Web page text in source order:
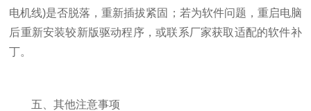
电机线)是否脱落，重新插拔紧固；若为软件问题，重启电脑
后重新安装较新版驱动程序，或联系厂家获取适配的软件补
丁。
五、其他注意事项